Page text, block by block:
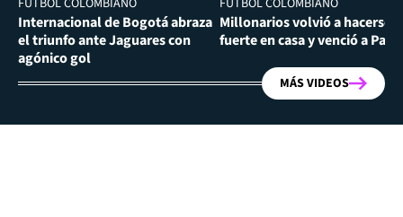
Internacional de Bogotá abraza
el triunfo ante Jaguares con
agónico gol
Millonarios volvió a hacerse
fuerte en casa y venció a
MÁS VIDEOS